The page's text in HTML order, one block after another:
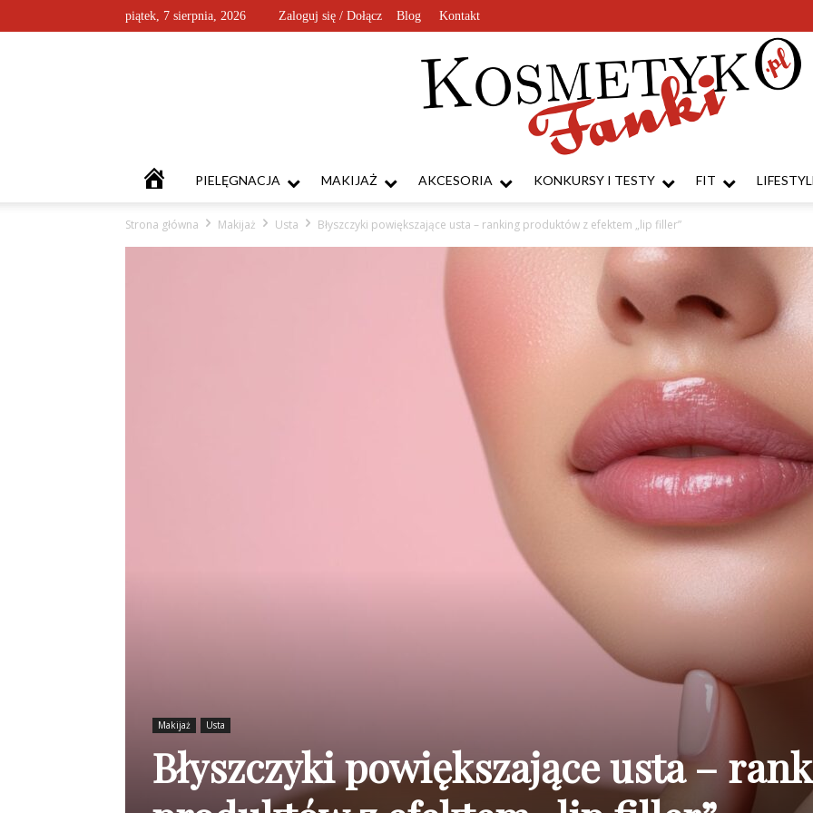
piątek, 7 sierpnia, 2026 Zaloguj się / Dołącz Blog Kontakt
KosmetykoFanki.pl
KOSMETYKOFANKI
PIELĘGNACJA MAKIJAŻ AKCESORIA KONKURSY I TESTY FIT
Strona główna Makijaż Usta Błyszczyki powiększające usta – ranking produktów z efektem „lip filler”
Makijaż Usta
Błyszczyki powiększające usta –